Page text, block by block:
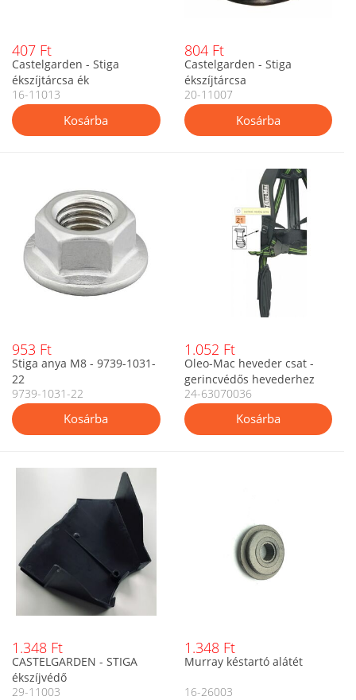
407 Ft
Castelgarden - Stiga
ékszíjtárcsa ék
16-11013
804 Ft
Castelgarden - Stiga
ékszíjtárcsa
20-11007
953 Ft
Stiga anya M8 - 9739-1031-
22
9739-1031-22
1.052 Ft
Oleo-Mac heveder csat -
gerincvédős hevederhez
24-63070036
1.348 Ft
CASTELGARDEN - STIGA
ékszíjvédő
29-11003
1.348 Ft
Murray késtartó alátét
16-26003